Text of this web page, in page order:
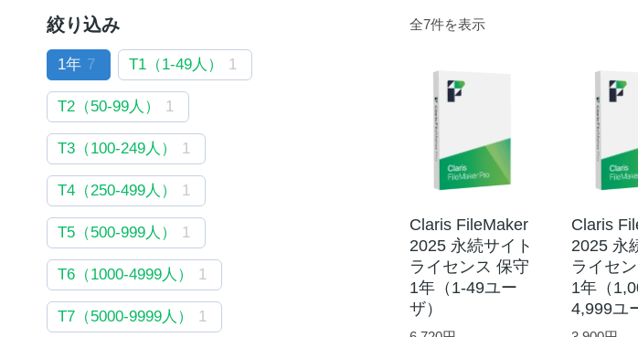
全7件を表示
Claris FileMaker
2025 永続サイト
ライセンス 保守
1年（1-49ユー
ザ）
Claris
2025 永
ライセ
1年（
4,999ユ
絞り込み
1年 7 T1（1-49人） 1
T2（50-99人） 1
T3（100-249人） 1
T4（250-499人） 1
T5（500-999人） 1
T6（1000-4999人） 1
T7（5000-9999人） 1